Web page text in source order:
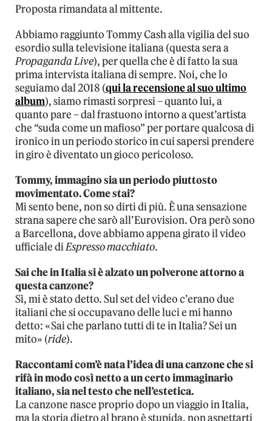
Proposta rimandata al mittente.
Abbiamo raggiunto Tommy Cash alla vigilia del suo
esordio sulla televisione italiana (questa sera a
Propaganda Live), per quella che è di fatto la sua
prima intervista italiana di sempre. Noi, che lo
seguiamo dal 2018 (qui la recensione al suo ultimo
album), siamo rimasti sorpresi – quanto lui, a
quanto pare – dal frastuono intorno a quest’artista
che “suda come un mafioso” per portare qualcosa di
ironico in un periodo storico in cui sapersi prendere
in giro è diventato un gioco pericoloso.
Tommy, immagino sia un periodo piuttosto
movimentato. Come stai?
Mi sento bene, non so dirti di più. È una sensazione
strana sapere che sarò all’Eurovision. Ora però sono
a Barcellona, dove abbiamo appena girato il video
ufficiale diEspresso macchiato.
Sai che in Italia si è alzato un polverone attorno a
questa canzone?
Sì, mi è stato detto. Sul set del video c’erano due
italiani che si occupavano delle luci e mi hanno
detto: «Sai che parlano tutti di te in Italia? Sei un
mito» (ride).
Raccontami com’è nata l’idea di una canzone che si
rifà in modo così netto a un certo immaginario
italiano, sia nel testo che nell’estetica.
La canzone nasce proprio dopo un viaggio in Italia,
ma la storia dietro al brano è stupida, non aspettarti